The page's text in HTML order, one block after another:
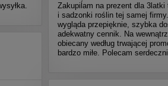
Zakupiĺam na prezent dla
i sadzonki roślin tej samej
wygląda przepięknie, szybka
adekwatny cennik. Na
obiecany według trwającej
bardzo miłe. Polecam